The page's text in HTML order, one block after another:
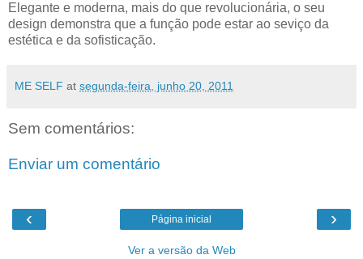
Elegante e moderna, mais do que revolucionária, o seu
design demonstra que a função pode estar ao seviço da
estética e da sofisticação.
ME SELF at segunda-feira, junho 20, 2011
Sem comentários:
Enviar um comentário
‹ ›
Página inicial
Ver a versão da Web